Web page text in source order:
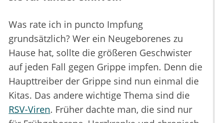
Was rate ich in puncto Impfung
grundsätzlich? Wer ein Neugeborenes zu
Hause hat, sollte die größeren Geschwister
auf jeden Fall gegen Grippe impfen. Denn die
Haupttreiber der Grippe sind nun einmal die
Kitas. Das andere wichtige Thema sind die
RSV-Viren. Früher dachte man, die sind nur